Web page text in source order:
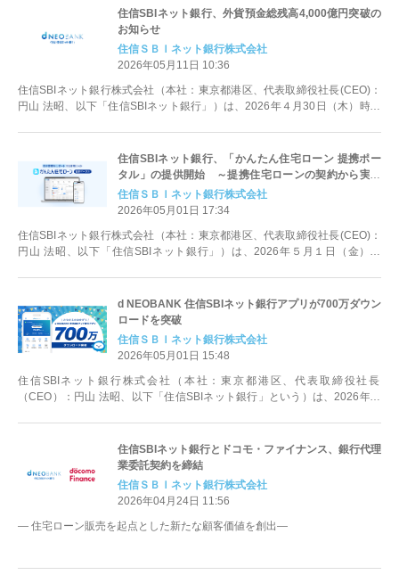
住信SBIネット銀行、外貨預金総残高4,000億円突破の
お知らせ
住信ＳＢＩネット銀行株式会社
2026年05月11日 10:36
住信SBIネット銀行株式会社（本社：東京都港区、代表取締役社長(CEO)：
円山 法昭、以下「住信SBIネット銀行」）は、2026年４月30日（木）時点
住信SBIネット銀行、「かんたん住宅ローン 提携ポー
タル」の提供開始 ～提携住宅ローンの契約から実行
にかかる事務手続きをDX化～
住信ＳＢＩネット銀行株式会社
2026年05月01日 17:34
住信SBIネット銀行株式会社（本社：東京都港区、代表取締役社長(CEO)：
円山 法昭、以下「住信SBIネット銀行」）は、2026年５月１日（金）よ
d NEOBANK 住信SBIネット銀行アプリが700万ダウン
ロードを突破
住信ＳＢＩネット銀行株式会社
2026年05月01日 15:48
住信SBIネット銀行株式会社（本社：東京都港区、代表取締役社長
（CEO）：円山 法昭、以下「住信SBIネット銀行」という）は、2026年５
住信SBIネット銀行とドコモ・ファイナンス、銀行代理
業委託契約を締結
住信ＳＢＩネット銀行株式会社
2026年04月24日 11:56
― 住宅ローン販売を起点とした新たな顧客価値を創出―